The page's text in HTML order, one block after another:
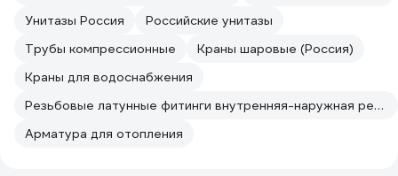
Унитазы Россия
Российские унитазы
Трубы компрессионные
Краны шаровые (Россия)
Краны для водоснабжения
Резьбовые латунные фитинги внутренняя-наружная резьба
Арматура для отопления